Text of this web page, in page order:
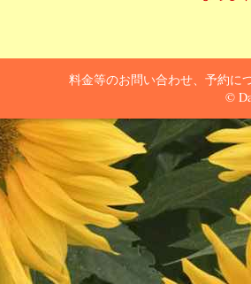
料金等のお問い合わせ、予約に
©